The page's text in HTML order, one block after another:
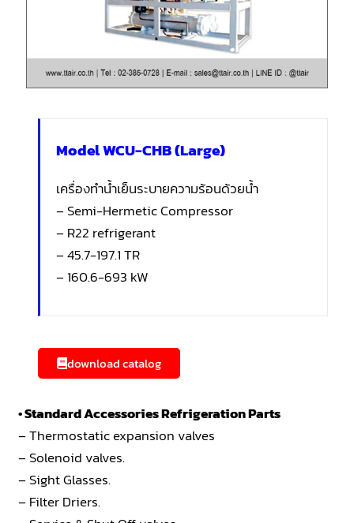
Model WCU-CHB (Large)
เครื่องทำน้ำเย็นระบายความร้อนด้วยน้ำ
– Semi-Hermetic Compressor
– R22 refrigerant
– 45.7-197.1 TR
– 160.6-693 kW
download catalog
• Standard Accessories Refrigeration Parts
– Thermostatic expansion valves
– Solenoid valves.
– Sight Glasses.
– Filter Driers.